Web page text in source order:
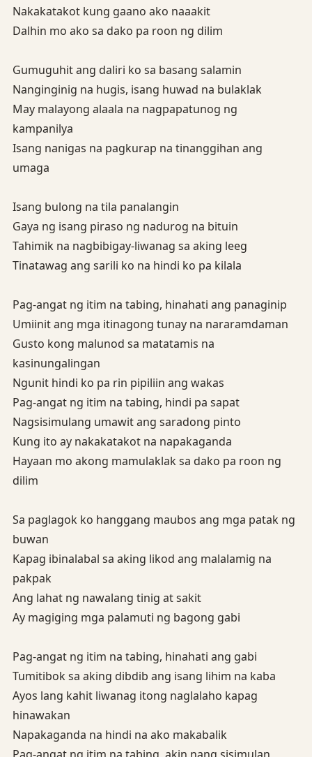
Nakakatakot kung gaano ako naaakit
Dalhin mo ako sa dako pa roon ng dilim
Gumuguhit ang daliri ko sa basang salamin
Nanginginig na hugis, isang huwad na bulaklak
May malayong alaala na nagpapatunog ng
kampanilya
Isang nanigas na pagkurap na tinanggihan ang
umaga
Isang bulong na tila panalangin
Gaya ng isang piraso ng nadurog na bituin
Tahimik na nagbibigay-liwanag sa aking leeg
Tinatawag ang sarili ko na hindi ko pa kilala
Pag-angat ng itim na tabing, hinahati ang panaginip
Umiinit ang mga itinagong tunay na nararamdaman
Gusto kong malunod sa matatamis na
kasinungalingan
Ngunit hindi ko pa rin pipiliin ang wakas
Pag-angat ng itim na tabing, hindi pa sapat
Nagsisimulang umawit ang saradong pinto
Kung ito ay nakakatakot na napakaganda
Hayaan mo akong mamulaklak sa dako pa roon ng
dilim
Sa paglagok ko hanggang maubos ang mga patak ng
buwan
Kapag ibinalabal sa aking likod ang malalamig na
pakpak
Ang lahat ng nawalang tinig at sakit
Ay magiging mga palamuti ng bagong gabi
Pag-angat ng itim na tabing, hinahati ang gabi
Tumitibok sa aking dibdib ang isang lihim na kaba
Ayos lang kahit liwanag itong naglalaho kapag
hinawakan
Napakaganda na hindi na ako makabalik